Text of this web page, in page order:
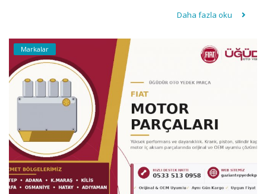
Daha fazla oku
Markalar